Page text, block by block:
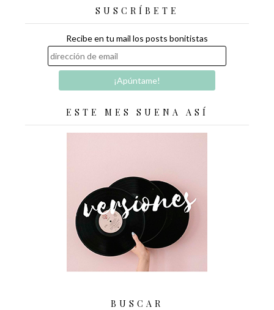
SUSCRÍBETE
Recibe en tu mail los posts bonitistas
ESTE MES SUENA ASÍ
BUSCAR